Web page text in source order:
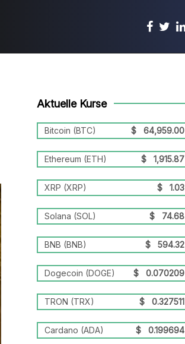
Aktuelle Kurse
Bitcoin (BTC) $ 64,959.00
Ethereum (ETH) $ 1,915.87
XRP (XRP) $ 1.03
Solana (SOL) $ 74.68
BNB (BNB) $ 594.32
Dogecoin (DOGE) $ 0.070209
TRON (TRX) $ 0.327511
Cardano (ADA) $ 0.199694